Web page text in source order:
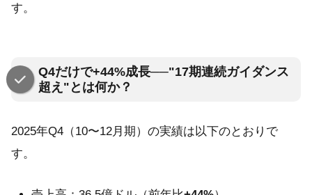
す。
Q4だけで+44%成長──"17期連続ガイダンス
超え"とは何か？
2025年Q4（10〜12月期）の実績は以下のとおりで
す。